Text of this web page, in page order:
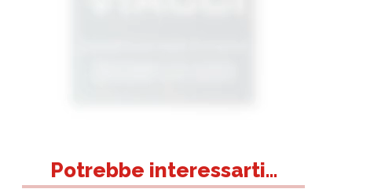
Potrebbe interessarti...